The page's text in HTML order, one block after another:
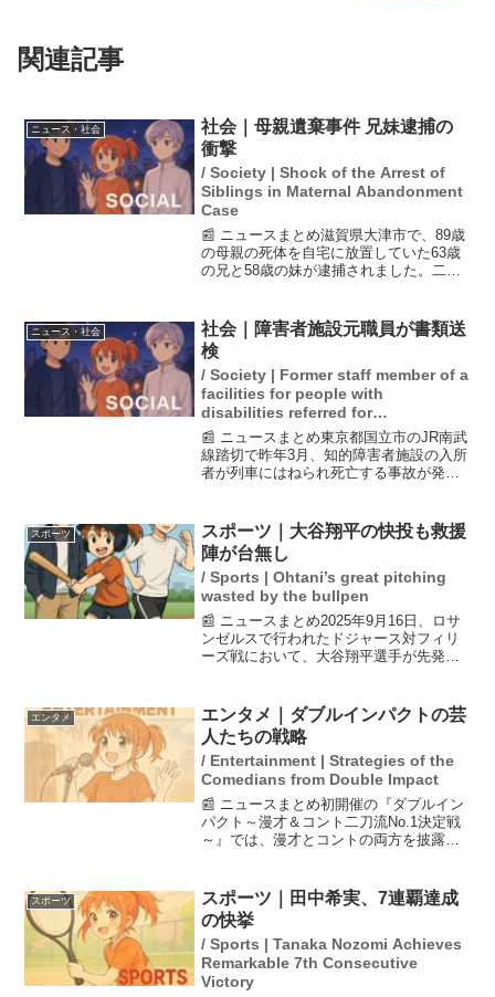
関連記事
ニュース・社会
社会｜母親遺棄事件 兄妹逮捕の
衝撃
/ Society | Shock of the Arrest of
Siblings in Maternal Abandonment
Case
📰 ニュースまとめ滋賀県大津市で、89歳
の母親の死体を自宅に放置していた63歳
の兄と58歳の妹が逮捕されました。二人
の事件は、近隣住民にも大きな衝撃を与
えており、家族の...
ニュース・社会
社会｜障害者施設元職員が書類送
検
/ Society | Former staff member of a
facilities for people with
disabilities referred for
prosecution.
📰 ニュースまとめ東京都国立市のJR南武
線踏切で昨年3月、知的障害者施設の入所
者が列車にはねられ死亡する事故が発生
人「滝乃川学園」の元職員を業務上過失
致死容疑で書類送検...
スポーツ
スポーツ｜大谷翔平の快投も救援
陣が台無し
/ Sports | Ohtani’s great pitching
wasted by the bullpen
📰 ニュースまとめ2025年9月16日、ロサ
ンゼルスで行われたドジャース対フィリ
ーズ戦において、大谷翔平選手が先発投
態により逆転負けとなり、監督のロバー
ツは救援陣の不...
エンタメ
エンタメ｜ダブルインパクトの芸
人たちの戦略
/ Entertainment | Strategies of the
Comedians from Double Impact
📰 ニュースまとめ初開催の『ダブルイン
パクト～漫才＆コント二刀流No.1決定戦
～』では、漫才とコントの両方を披露す
披露順や漫才とコントの相性を挙げてい
る。特に、コント...
スポーツ
スポーツ｜田中希実、7連覇達成
の快挙
/ Sports | Tanaka Nozomi Achieves
Remarkable 7th Consecutive
Victory